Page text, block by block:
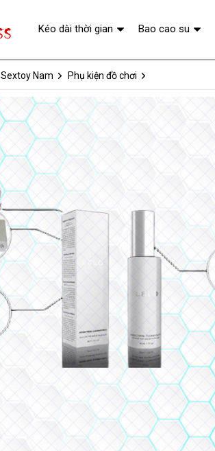
Sextoy Nam Phụ kiện đồ chơi
Kéo dài thời gian Bao cao su